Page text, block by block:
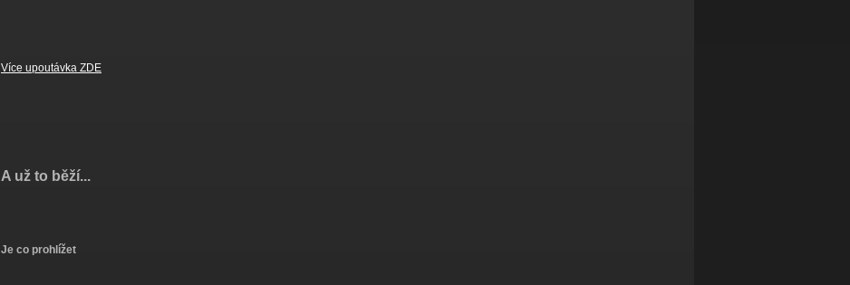
Více upoutávka ZDE
A už to běží...
Je co prohlížet